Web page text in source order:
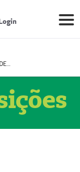
MUDANÇA DE ENDEREÇO - DIAGITAB SERVIÇOS MÉDICOS LTDA (54003267-5)